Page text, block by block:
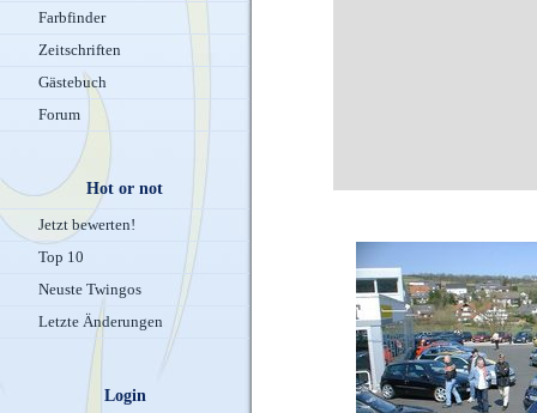
Farbfinder
Zeitschriften
Gästebuch
Forum
Hot or not
Jetzt bewerten!
Top 10
Neuste Twingos
Letzte Änderungen
Login